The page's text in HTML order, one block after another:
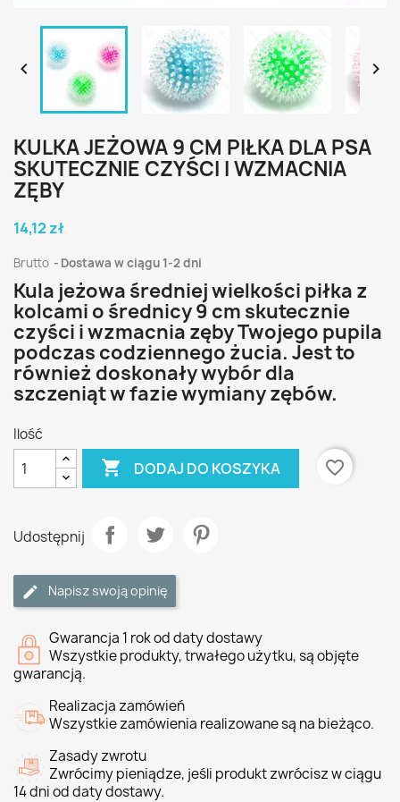
 
KULKA JEŻOWA 9 CM PIŁKA DLA PSA
SKUTECZNIE CZYŚCI I WZMACNIA
ZĘBY
14,12 zł
Brutto Dostawa w ciągu 1-2 dni
Kula jeżowa średniej wielkości piłka z
kolcami o średnicy 9 cm skutecznie
czyści i wzmacnia zęby Twojego pupila
podczas codziennego żucia. Jest to
również doskonały wybór dla
szczeniąt w fazie wymiany zębów.
Ilość
 DODAJ DO KOSZYKA favorite_border
Udostępnij
Napisz swoją opinię
Gwarancja 1 rok od daty dostawy
Wszystkie produkty, trwałego użytku, są objęte
gwarancją.
Realizacja zamówień
Wszystkie zamówienia realizowane są na bieżąco.
Zasady zwrotu
Zwrócimy pieniądze, jeśli produkt zwrócisz w ciągu
14 dni od daty dostawy.